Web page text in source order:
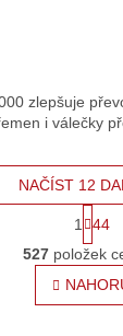
zlepšuje
i válečky
O
v
l
á
NAČÍST 12
t
r
á
n
k
1
44
527 položek